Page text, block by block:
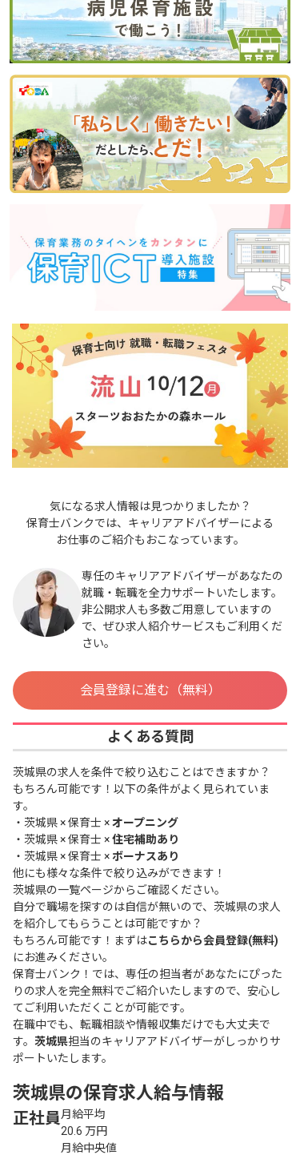
気になる求人情報は見つかりましたか？
保育士バンクでは、キャリアアドバイザーによる
お仕事のご紹介もおこなっています。
専任のキャリアアドバイザーがあなたの
就職・転職を全力サポートいたします。
非公開求人も多数ご用意していますの
で、ぜひ求人紹介サービスもご利用くだ
さい。
会員登録に進む（無料）
よくある質問
茨城県の求人を条件で絞り込むことはできますか？
もちろん可能です！以下の条件がよく見られていま
す。
・ 茨城県 × 保育士 ×オープニング
・ 茨城県 × 保育士 ×住宅補助あり
・ 茨城県 × 保育士 ×ボーナスあり
他にも様々な条件で絞り込みができます！
茨城県の一覧ページからご確認ください。
自分で職場を探すのは自信が無いので、茨城県の求人
を紹介してもらうことは可能ですか？
もちろん可能です！まずはこちらから会員登録(無料)
にお進みください。
保育士バンク！では、専任の担当者があなたにぴった
りの求人を完全無料でご紹介いたしますので、安心し
てご利用いただくことが可能です。
在職中でも、転職相談や情報収集だけでも大丈夫で
す。 茨城県担当のキャリアアドバイザーがしっかりサ
ポートいたします。
茨城県の保育求人給与情報
正社員月給平均
20.6 万円
月給中央値